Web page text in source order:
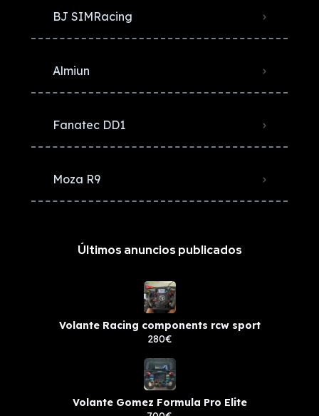
BJ SIMRacing
Almiun
Fanatec DD1
Moza R9
Últimos anuncios publicados
Volante Racing components rcw sport
280€
Volante Gomez Formula Pro Elite